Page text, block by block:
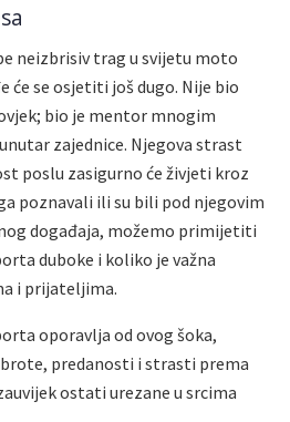
neizbrisiv trag u svijetu moto
će se osjetiti još dugo. Nije bio
bio je mentor mnogim
zajednice. Njegova strast
poslu zasigurno će živjeti kroz
poznavali ili su bili pod njegovim
događaja, možemo primijetiti
duboke i koliko je važna
i prijateljima.
oporavlja od ovog šoka,
predanosti i strasti prema
ostati urezane u srcima